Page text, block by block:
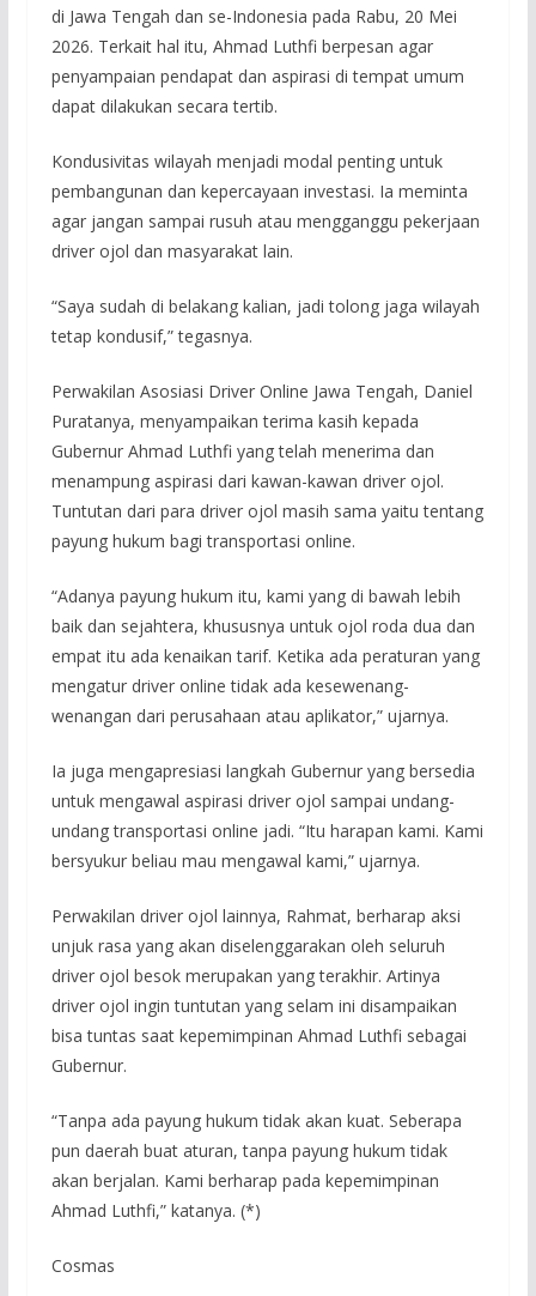
di Jawa Tengah dan se-Indonesia pada Rabu, 20 Mei
2026. Terkait hal itu, Ahmad Luthfi berpesan agar
penyampaian pendapat dan aspirasi di tempat umum
dapat dilakukan secara tertib.
Kondusivitas wilayah menjadi modal penting untuk
pembangunan dan kepercayaan investasi. Ia meminta
agar jangan sampai rusuh atau mengganggu pekerjaan
driver ojol dan masyarakat lain.
“Saya sudah di belakang kalian, jadi tolong jaga wilayah
tetap kondusif,” tegasnya.
Perwakilan Asosiasi Driver Online Jawa Tengah, Daniel
Puratanya, menyampaikan terima kasih kepada
Gubernur Ahmad Luthfi yang telah menerima dan
menampung aspirasi dari kawan-kawan driver ojol.
Tuntutan dari para driver ojol masih sama yaitu tentang
payung hukum bagi transportasi online.
“Adanya payung hukum itu, kami yang di bawah lebih
baik dan sejahtera, khususnya untuk ojol roda dua dan
empat itu ada kenaikan tarif. Ketika ada peraturan yang
mengatur driver online tidak ada kesewenang-
wenangan dari perusahaan atau aplikator,” ujarnya.
Ia juga mengapresiasi langkah Gubernur yang bersedia
untuk mengawal aspirasi driver ojol sampai undang-
undang transportasi online jadi. “Itu harapan kami. Kami
bersyukur beliau mau mengawal kami,” ujarnya.
Perwakilan driver ojol lainnya, Rahmat, berharap aksi
unjuk rasa yang akan diselenggarakan oleh seluruh
driver ojol besok merupakan yang terakhir. Artinya
driver ojol ingin tuntutan yang selam ini disampaikan
bisa tuntas saat kepemimpinan Ahmad Luthfi sebagai
Gubernur.
“Tanpa ada payung hukum tidak akan kuat. Seberapa
pun daerah buat aturan, tanpa payung hukum tidak
akan berjalan. Kami berharap pada kepemimpinan
Ahmad Luthfi,” katanya. (*)
Cosmas